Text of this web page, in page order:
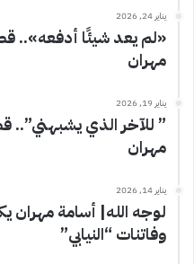
يناير 24, 2026
«لم يعد شيئًا أدفعه»..
مهران
يناير 19, 2026
” للآخر الذي يشبهني”..
مهران
يناير 14, 2026
لوجه الله| أسامة مهران
وفاتنات “النيابي”